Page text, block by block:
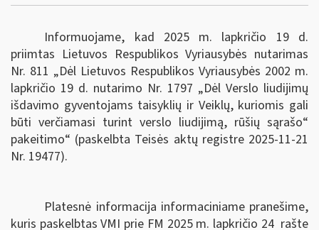
Informuojame, kad 2025 m. lapkričio 19 d.
priimtas Lietuvos Respublikos Vyriausybės nutarimas
Nr. 811 „Dėl Lietuvos Respublikos Vyriausybės 2002 m.
lapkričio 19 d. nutarimo Nr. 1797 „Dėl Verslo liudijimų
išdavimo gyventojams taisyklių ir Veiklų, kuriomis gali
būti verčiamasi turint verslo liudijimą, rūšių sąrašo“
pakeitimo“ (paskelbta Teisės aktų registre 2025-11-21
Nr. 19477).
Platesnė informacija informaciniame pranešime,
kuris paskelbtas VMI prie FM 2025 m. lapkričio 24 rašte